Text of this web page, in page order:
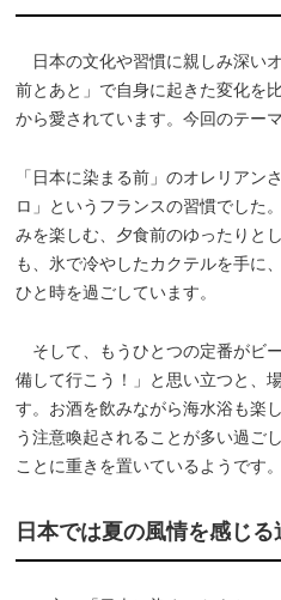
日本の文化や習慣に親しみ深い
前とあと」で自身に起きた変化を
から愛されています。今回のテー
「日本に染まる前」のオレリアン
ロ」というフランスの習慣でした
みを楽しむ、夕食前のゆったりと
も、氷で冷やしたカクテルを手に
ひと時を過ごしています。
そして、もうひとつの定番がビ
備して行こう！」と思い立つと、
す。お酒を飲みながら海水浴も楽
う注意喚起されることが多い過ご
ことに重きを置いているようです。
日本では夏の風情を感じ